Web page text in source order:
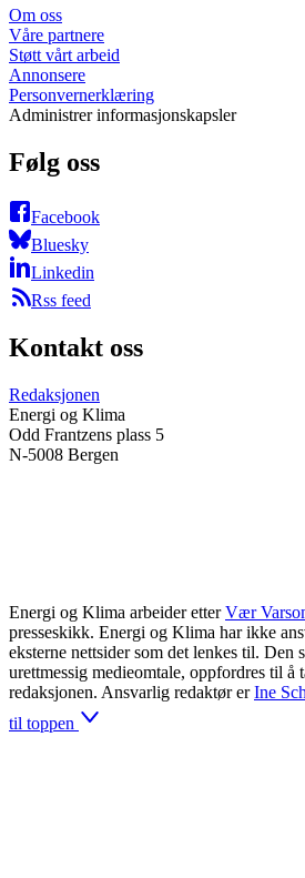
Om oss
Våre partnere
Støtt vårt arbeid
Annonsere
Personvernerklæring
Administrer informasjonskapsler
Følg oss
Facebook
Bluesky
Linkedin
Rss feed
Kontakt oss
Redaksjonen
Energi og Klima
Odd Frantzens plass 5
N-5008 Bergen
Energi og Klima arbeider etter Vær
presseskikk. Energi og Klima har ikke
eksterne nettsider som det lenkes til. Den
urettmessig medieomtale, oppfordres til å
redaksjonen. Ansvarlig redaktør er Ine
til toppen